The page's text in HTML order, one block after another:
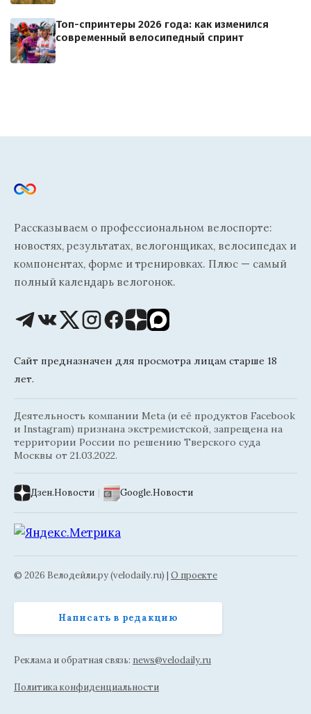
Топ-спринтеры 2026 года: как изменился
современный велосипедный спринт
Рассказываем о профессиональном велоспорте:
новостях, результатах, велогонщиках, велосипедах и
компонентах, форме и тренировках. Плюс — самый
полный календарь велогонок.
Сайт предназначен для просмотра лицам старше 18
лет.
Деятельность компании Meta (и её продуктов Facebook
и Instagram) признана экстремистской, запрещена на
территории России по решению Тверского суда
Москвы от 21.03.2022.
Дзен.Новости | Google.Новости
© 2026 Велодейли.ру (velodaily.ru) | О проекте
Написать в редакцию
Реклама и обратная связь: news@velodaily.ru
Политика конфиденциальности